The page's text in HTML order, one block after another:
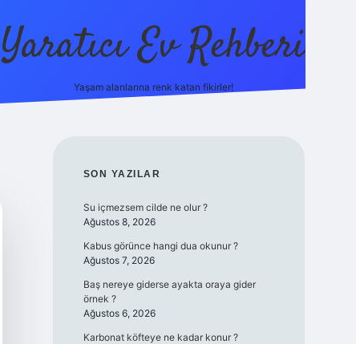
Yaratıcı Ev Rehberi
Yaşam alanlarına renk katan fikirler!
SIDEBAR
SON YAZILAR
Su içmezsem cilde ne olur ?
Ağustos 8, 2026
Kabus görünce hangi dua okunur ?
Ağustos 7, 2026
Baş nereye giderse ayakta oraya gider
örnek ?
Ağustos 6, 2026
Karbonat köfteye ne kadar konur ?